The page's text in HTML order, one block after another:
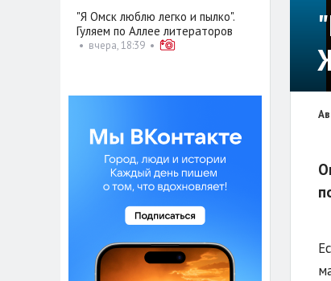
"Я Омск люблю легко и пылко".
Гуляем по Аллее литераторов
• вчера, 18:39•